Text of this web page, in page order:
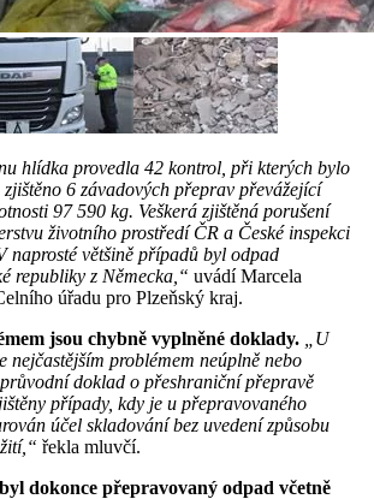
hlídka provedla 42 kontrol, při kterých bylo
6 závadových přeprav převážející
97 590 kg. Veškerá zjištěná porušení
životního prostředí ČR a České inspekci
naprosté většině případů byl odpad
republiky z Německa,“ uvádí Marcela
úřadu pro Plzeňský kraj.
jsou chybně vyplněné doklady. „U
nejčastějším problémem neúplně nebo
doklad o přeshraniční přepravě
případy, kdy je u přepravovaného
účel skladování bez uvedení způsobu
řekla mluvčí.
dokonce přepravovaný odpad včetně